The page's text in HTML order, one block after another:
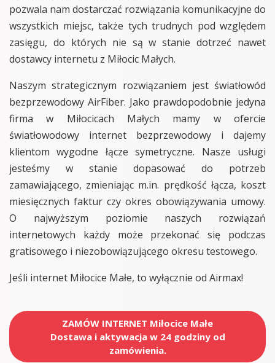
pozwala nam dostarczać rozwiązania komunikacyjne do
wszystkich miejsc, także tych trudnych pod względem
zasięgu, do których nie są w stanie dotrzeć nawet
dostawcy internetu z Miłocic Małych.
Naszym strategicznym rozwiązaniem jest światłowód
bezprzewodowy AirFiber. Jako prawdopodobnie jedyna
firma w Miłocicach Małych mamy w ofercie
światłowodowy internet bezprzewodowy i dajemy
klientom wygodne łącze symetryczne. Nasze usługi
jesteśmy w stanie dopasować do potrzeb
zamawiającego, zmieniając m.in. prędkość łącza, koszt
miesięcznych faktur czy okres obowiązywania umowy.
O najwyższym poziomie naszych rozwiązań
internetowych każdy może przekonać się podczas
gratisowego i niezobowiązującego okresu testowego.
Jeśli internet Miłocice Małe, to wyłącznie od Airmax!
ZAMÓW INTERNET Miłocice Małe
Dostawa i aktywacja w 24 godziny od
zamówienia.